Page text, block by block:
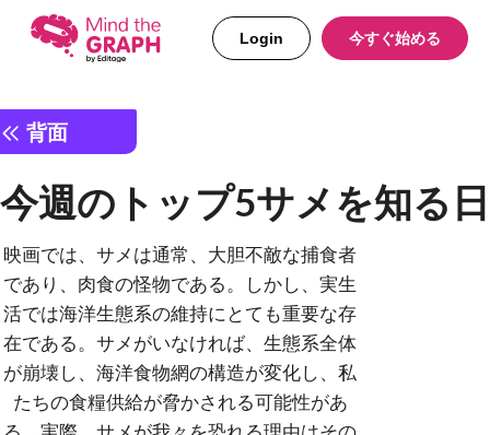
Login 今すぐ始める
背面
今週のトップ5サメを知る日
映画では、サメは通常、大胆不敵な捕食者
であり、肉食の怪物である。しかし、実生
活では海洋生態系の維持にとても重要な存
在である。サメがいなければ、生態系全体
が崩壊し、海洋食物網の構造が変化し、私
たちの食糧供給が脅かされる可能性があ